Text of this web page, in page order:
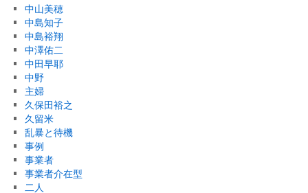
中山美穂
中島知子
中島裕翔
中澤佑二
中田早耶
中野
主婦
久保田裕之
久留米
乱暴と待機
事例
事業者
事業者介在型
二人